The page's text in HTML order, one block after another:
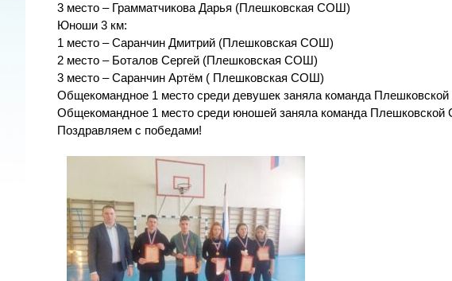
3 место – Грамматчикова Дарья (Плешковская СОШ)
Юноши 3 км:
1 место – Саранчин Дмитрий (Плешковская СОШ)
2 место – Боталов Сергей (Плешковская СОШ)
3 место – Саранчин Артём ( Плешковская СОШ)
Общекомандное 1 место среди девушек заняла команда
Общекомандное 1 место среди юношей заняла команда Плешковской
Поздравляем с победами!